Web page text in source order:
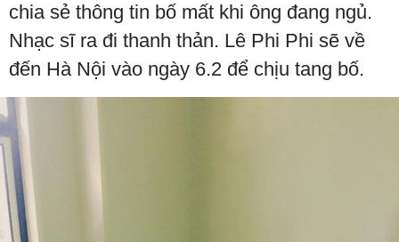
chia sẻ thông tin bố mất khi ông đang ngủ.
Nhạc sĩ ra đi thanh thản. Lê Phi Phi sẽ về
đến Hà Nội vào ngày 6.2 để chịu tang bố.